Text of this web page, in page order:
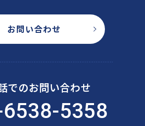
お問い合わせ
でのお問い合わせ
5358